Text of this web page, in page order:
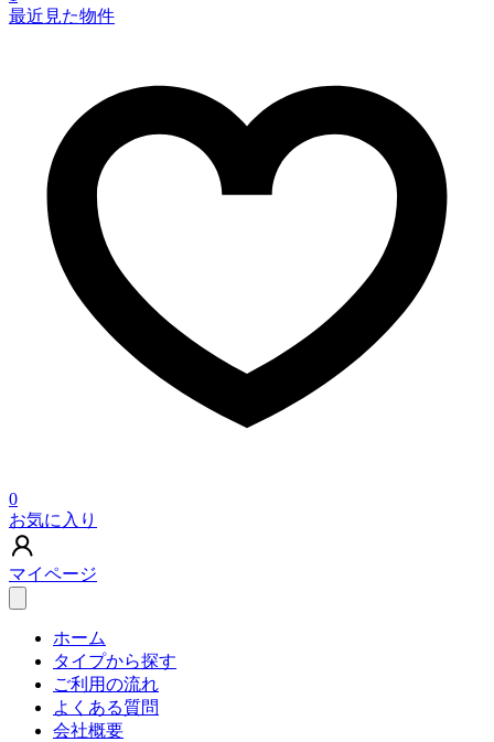
最近見た物件
0
お気に入り
マイページ
ホーム
タイプから探す
ご利用の流れ
よくある質問
会社概要